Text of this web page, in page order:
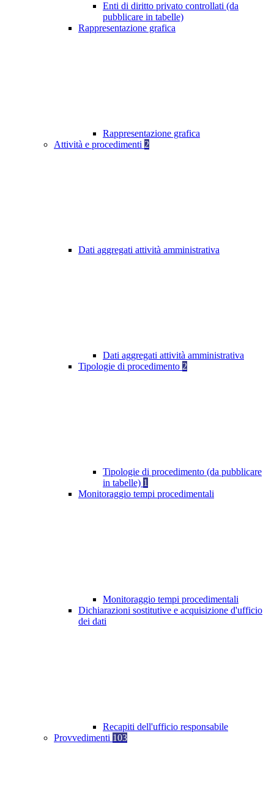
Enti di diritto privato controllati (da
pubblicare in tabelle)
Rappresentazione grafica
Rappresentazione grafica
Attività e procedimenti 2
Dati aggregati attività amministrativa
Dati aggregati attività amministrativa
Tipologie di procedimento 2
Tipologie di procedimento (da pubblicare
in tabelle) 1
Monitoraggio tempi procedimentali
Monitoraggio tempi procedimentali
Dichiarazioni sostitutive e acquisizione d'ufficio
dei dati
Recapiti dell'ufficio responsabile
Provvedimenti 103